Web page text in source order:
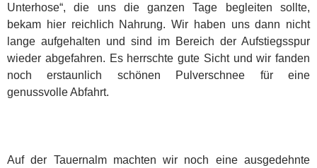
Unterhose“, die uns die ganzen Tage begleiten sollte,
bekam hier reichlich Nahrung. Wir haben uns dann nicht
lange aufgehalten und sind im Bereich der Aufstiegsspur
wieder abgefahren. Es herrschte gute Sicht und wir fanden
noch erstaunlich schönen Pulverschnee für eine
genussvolle Abfahrt.
Auf der Tauernalm machten wir noch eine ausgedehnte